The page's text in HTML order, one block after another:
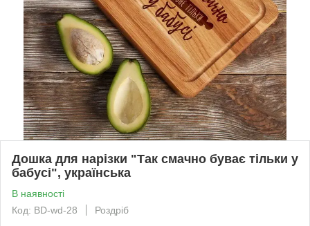
Дошка для нарізки "Так смачно буває тільки у
бабусі", українська
В наявності
Код: BD-wd-28
Роздріб